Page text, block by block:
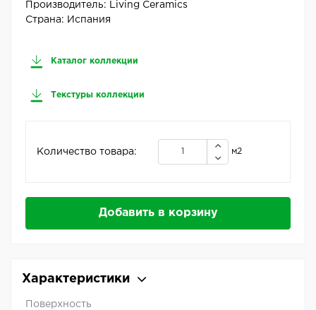
Производитель:
Living Ceramics
Страна: Испания
Каталог коллекции
Текстуры коллекции
Количество товара: м2
Добавить в корзину
Характеристики
Поверхность